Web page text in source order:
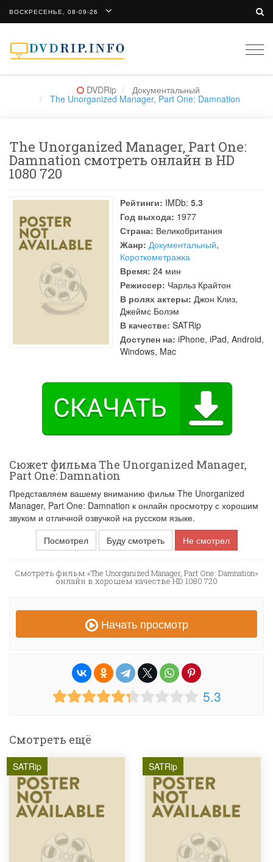
ВОСКРЕСЕНЬЕ, 08-09-26
DVDRip Документальный
The Unorganized Manager, Part One: Damnation
The Unorganized Manager, Part One:
Damnation смотреть онлайн в HD
1080 720
Рейтинги: IMDb: 5.3
Год выхода: 1977
Страна: Великобритания
Жанр: Документальный,
Короткометражка
Время: 24 мин
Режиссер: Чарльз Крайтон
В ролях актеры: Джон Клиз,
Джеймс Болэм
В качестве: SATRip
Доступен на: iPhone, iPad, Android,
Windows, Mac
Сюжет фильма The Unorganized Manager,
Part One: Damnation
Представляем вашему вниманию фильм The Unorganized
Manager, Part One: Damnation к онлайн просмотру с хорошим
звуком и отличной озвучкой на русском языке.
Посмотрел
Буду смотреть Не смотрел
Смотреть фильм «The Unorganized Manager, Part One: Damnation»
онлайн в хорошем качестве HD 1080 720
Начать просмотр
5.3
Смотреть ещё
SATRip SATRip